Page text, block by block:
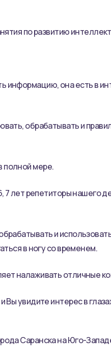
по развитию
она есть в
обрабатывать и
полной мере.
лет репетиторы нашего
и
в ногу со временем.
налаживать отличные
увидите интерес в
Саранска на Юго-